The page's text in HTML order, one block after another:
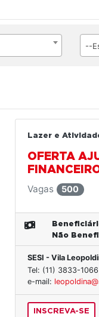
--
Lazer e
OFERTA
Vagas
500
Não
SESI - Vila
Tel: (11) 3833-1066
e-mail:
INSCREVA-SE